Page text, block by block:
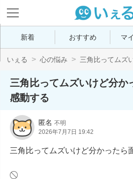
新着 おすすめ マ
いぇる 心の悩み 三角比ってムズ
三角比ってムズいけど分か
感動する
匿名 不明
2026年7月7日 19:42
三角比ってムズいけど分かったら